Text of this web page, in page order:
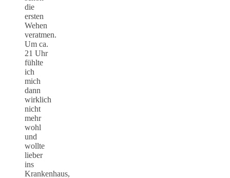
die
ersten
Wehen
veratmen.
Um ca.
21 Uhr
fühlte
ich
mich
dann
wirklich
nicht
mehr
wohl
und
wollte
lieber
ins
Krankenhaus,